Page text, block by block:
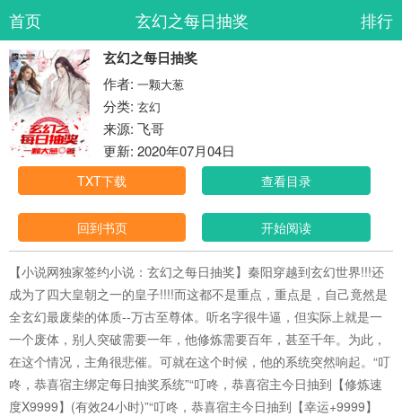
首页 玄幻之每日抽奖 排行
玄幻之每日抽奖
作者: 一颗大葱
分类: 玄幻
来源: 飞哥
更新: 2020年07月04日
TXT下载 查看目录
回到书页 开始阅读
【小说网独家签约小说：玄幻之每日抽奖】秦阳穿越到玄幻世界!!!还
成为了四大皇朝之一的皇子!!!!而这都不是重点，重点是，自己竟然是
全玄幻最废柴的体质--万古至尊体。听名字很牛逼，但实际上就是一
一个废体，别人突破需要一年，他修炼需要百年，甚至千年。为此，
在这个情况，主角很悲催。可就在这个时候，他的系统突然响起。“叮
咚，恭喜宿主绑定每日抽奖系统”“叮咚，恭喜宿主今日抽到【修炼速
度X9999】(有效24小时)”“叮咚，恭喜宿主今日抽到【幸运+9999】